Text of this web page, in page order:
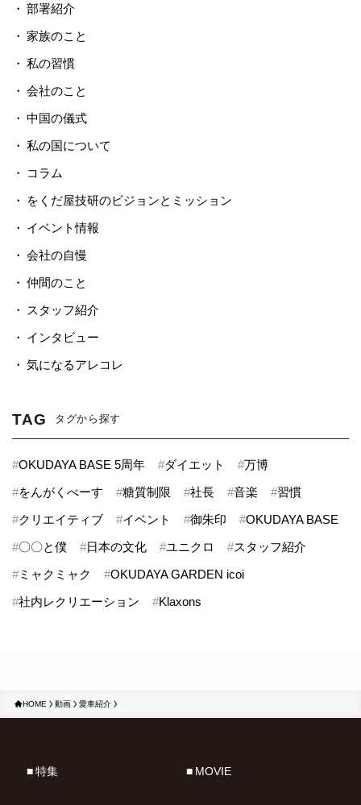
部署紹介
家族のこと
私の習慣
会社のこと
中国の儀式
私の国について
コラム
をくだ屋技研のビジョンとミッション
イベント情報
会社の自慢
仲間のこと
スタッフ紹介
インタビュー
気になるアレコレ
TAG タグから探す
#OKUDAYA BASE 5周年 #ダイエット #万博
#をんがくべーす #糖質制限 #社長 #音楽 #習慣
#クリエイティブ #イベント #御朱印 #OKUDAYA BASE
#〇〇と僕 #日本の文化 #ユニクロ #スタッフ紹介
#ミャクミャク #OKUDAYA GARDEN icoi
#社内レクリエーション #Klaxons
HOME 動画 愛車紹介
特集 MOVIE